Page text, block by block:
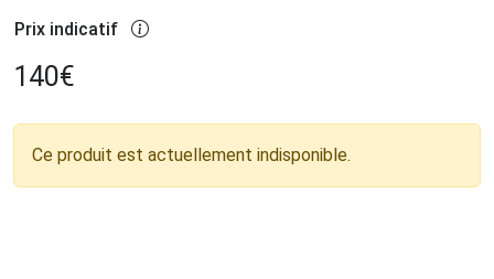
Prix indicatif
140€
Ce produit est actuellement indisponible.